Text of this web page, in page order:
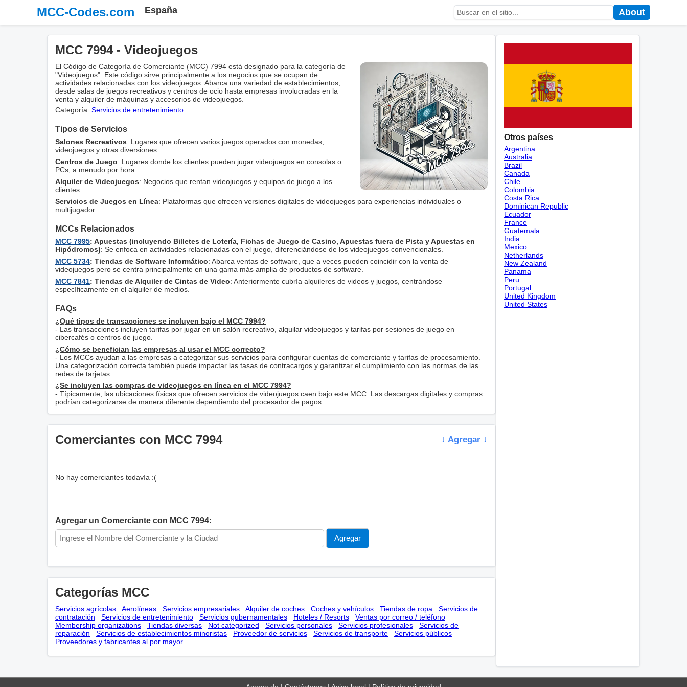
MCC-Codes.com España About
MCC 7994 - Videojuegos
El Código de Categoría de Comerciante (MCC) 7994 está designado para la categoría de
"Videojuegos". Este código sirve principalmente a los negocios que se ocupan de
actividades relacionadas con los videojuegos. Abarca una variedad de establecimientos,
desde salas de juegos recreativos y centros de ocio hasta empresas involucradas en la
venta y alquiler de máquinas y accesorios de videojuegos.
Categoría: Servicios de entretenimiento
Tipos de Servicios
Salones Recreativos: Lugares que ofrecen varios juegos operados con monedas,
videojuegos y otras diversiones.
Centros de Juego: Lugares donde los clientes pueden jugar videojuegos en consolas o
PCs, a menudo por hora.
Alquiler de Videojuegos: Negocios que rentan videojuegos y equipos de juego a los
clientes.
Servicios de Juegos en Línea: Plataformas que ofrecen versiones digitales de videojuegos para experiencias individuales o
multijugador.
MCCs Relacionados
MCC 7995: Apuestas (incluyendo Billetes de Lotería, Fichas de Juego de Casino, Apuestas fuera de Pista y Apuestas en
Hipódromos): Se enfoca en actividades relacionadas con el juego, diferenciándose de los videojuegos convencionales.
MCC 5734: Tiendas de Software Informático: Abarca ventas de software, que a veces pueden coincidir con la venta de
videojuegos pero se centra principalmente en una gama más amplia de productos de software.
MCC 7841: Tiendas de Alquiler de Cintas de Video: Anteriormente cubría alquileres de videos y juegos, centrándose
específicamente en el alquiler de medios.
FAQs
¿Qué tipos de transacciones se incluyen bajo el MCC 7994?
- Las transacciones incluyen tarifas por jugar en un salón recreativo, alquilar videojuegos y tarifas por sesiones de juego en
cibercafés o centros de juego.
¿Cómo se benefician las empresas al usar el MCC correcto?
- Los MCCs ayudan a las empresas a categorizar sus servicios para configurar cuentas de comerciante y tarifas de procesamiento.
Una categorización correcta también puede impactar las tasas de contracargos y garantizar el cumplimiento con las normas de las
redes de tarjetas.
¿Se incluyen las compras de videojuegos en línea en el MCC 7994?
- Típicamente, las ubicaciones físicas que ofrecen servicios de videojuegos caen bajo este MCC. Las descargas digitales y compras
podrían categorizarse de manera diferente dependiendo del procesador de pagos.
Comerciantes con MCC 7994 ↓ Agregar ↓
No hay comerciantes todavía :(
Agregar un Comerciante con MCC 7994:
Categorías MCC
Servicios agrícolas Aerolíneas Servicios empresariales Alquiler de coches Coches y vehículos Tiendas de ropa
Servicios de
contratación
Servicios de entretenimiento Servicios gubernamentales Hoteles / Resorts
Ventas por correo / teléfono
Membership оrganizations
Tiendas diversas Not categorized Servicios personales Servicios profesionales
Servicios de
reparación
Servicios de establecimientos minoristas Proveedor de servicios Servicios de transporte
Servicios públicos
Proveedores y fabricantes al por mayor
Otros países
Argentina
Australia
Brazil
Canada
Chile
Colombia
Costa Rica
Dominican Republic
Ecuador
France
Guatemala
India
Mexico
Netherlands
New Zealand
Panama
Peru
Portugal
United Kingdom
United States